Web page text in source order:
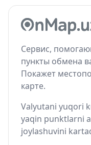
Сервис,
пункты обмена
Покажет
карте.
Valyutani yuqori
yaqin punktlarni
joylashuvini